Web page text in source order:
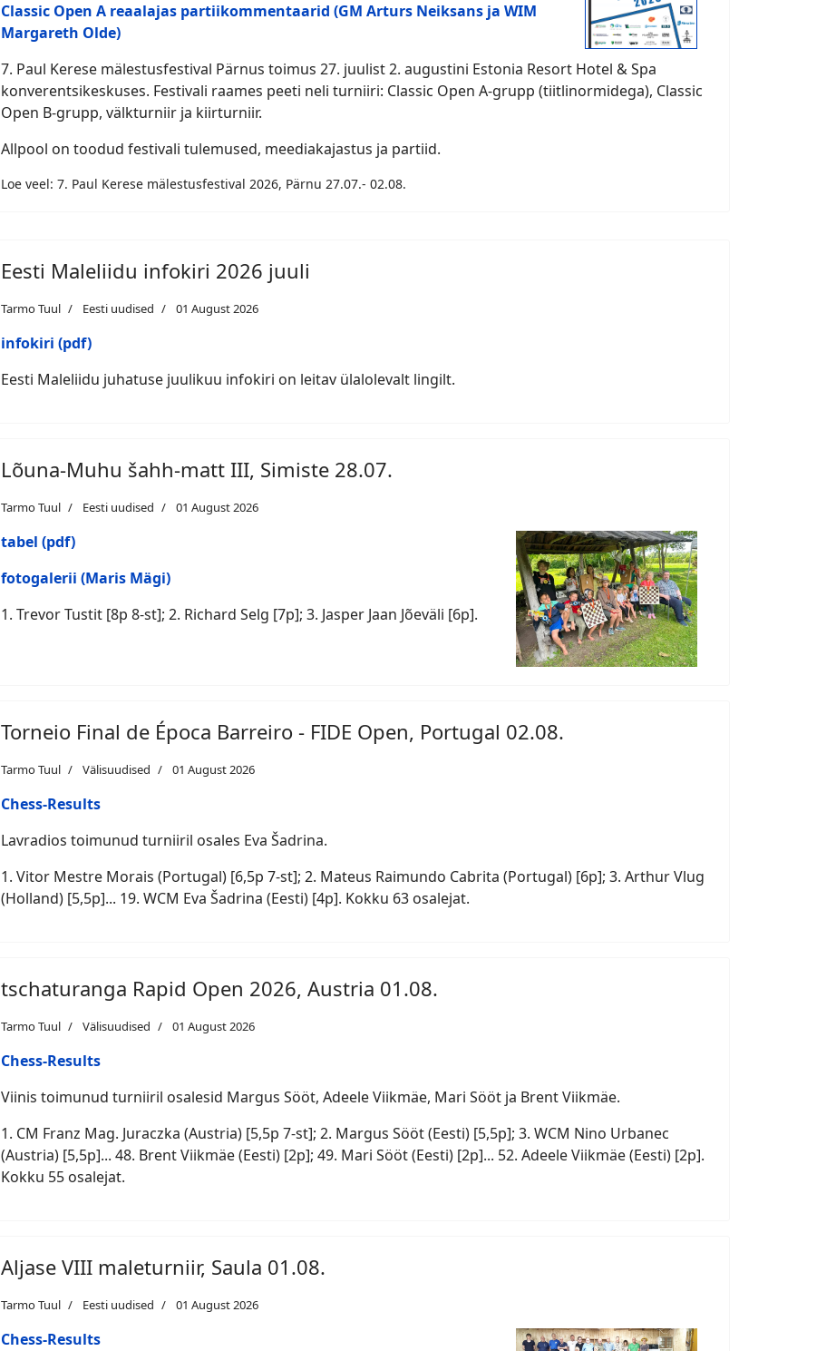
Classic Open A reaalajas partiikommentaarid (GM Arturs Neiksans ja WIM
Margareth Olde)
7. Paul Kerese mälestusfestival Pärnus toimus 27. juulist 2. augustini Estonia Resort Hotel & Spa
konverentsikeskuses. Festivali raames peeti neli turniiri: Classic Open A-grupp (tiitlinormidega), Classic
Open B-grupp, välkturniir ja kiirturniir.
Allpool on toodud festivali tulemused, meediakajastus ja partiid.
Loe veel: 7. Paul Kerese mälestusfestival 2026, Pärnu 27.07.- 02.08.
Eesti Maleliidu infokiri 2026 juuli
Tarmo Tuul Eesti uudised 01 August 2026
infokiri (pdf)
Eesti Maleliidu juhatuse juulikuu infokiri on leitav ülalolevalt lingilt.
Lõuna-Muhu šahh-matt III, Simiste 28.07.
Tarmo Tuul Eesti uudised 01 August 2026
tabel (pdf)
fotogalerii (Maris Mägi)
1. Trevor Tustit [8p 8-st]; 2. Richard Selg [7p]; 3. Jasper Jaan Jõeväli [6p].
Torneio Final de Época Barreiro - FIDE Open, Portugal 02.08.
Tarmo Tuul Välisuudised 01 August 2026
Chess-Results
Lavradios toimunud turniiril osales Eva Šadrina.
1. Vitor Mestre Morais (Portugal) [6,5p 7-st]; 2. Mateus Raimundo Cabrita (Portugal) [6p]; 3. Arthur Vlug
(Holland) [5,5p]... 19. WCM Eva Šadrina (Eesti) [4p]. Kokku 63 osalejat.
tschaturanga Rapid Open 2026, Austria 01.08.
Tarmo Tuul Välisuudised 01 August 2026
Chess-Results
Viinis toimunud turniiril osalesid Margus Sööt, Adeele Viikmäe, Mari Sööt ja Brent Viikmäe.
1. CM Franz Mag. Juraczka (Austria) [5,5p 7-st]; 2. Margus Sööt (Eesti) [5,5p]; 3. WCM Nino Urbanec
(Austria) [5,5p]... 48. Brent Viikmäe (Eesti) [2p]; 49. Mari Sööt (Eesti) [2p]... 52. Adeele Viikmäe (Eesti) [2p].
Kokku 55 osalejat.
Aljase VIII maleturniir, Saula 01.08.
Tarmo Tuul Eesti uudised 01 August 2026
Chess-Results